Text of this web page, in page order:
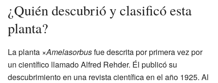
¿Quién descubrió y clasificó esta
planta?
La planta ×Amelasorbusfue descrita por primera vez por
un científico llamado Alfred Rehder. Él publicó su
descubrimiento en una revista científica en el año 1925. Al